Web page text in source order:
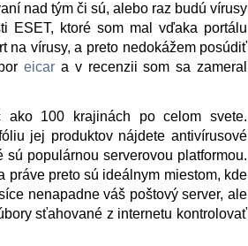
nad tým či sú, alebo raz budú vírusy
ESET, ktoré som mal vďaka portálu
na vírusy, a preto nedokážem posúdiť
eicar a v recenzii som sa zameral
ako 100 krajinách po celom svete.
jej produktov nájdete antivírusové
populárnou serverovou platformou.
práve preto sú ideálnym miestom, kde
nenapadne váš poštový server, ale
sťahované z internetu kontrolovať